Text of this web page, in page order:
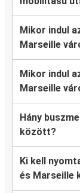
Mikor indul
Marseille
Mikor indul
Marseille
Hány
között?
Ki kell
és Marseille